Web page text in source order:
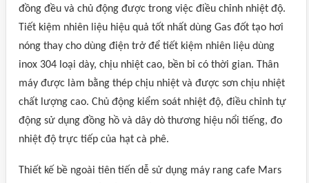
đồng đều và chủ động được trong việc điều chỉnh nhiệt độ.
Tiết kiệm nhiên liệu hiệu quả tốt nhất dùng Gas đốt tạo hơi
nóng thay cho dùng điện trở để tiết kiệm nhiên liệu dùng
inox 304 loại dày, chịu nhiệt cao, bền bỉ có thời gian. Thân
máy được làm bằng thép chịu nhiệt và được sơn chịu nhiệt
chất lượng cao. Chủ động kiểm soát nhiệt độ, điều chỉnh tự
động sử dụng đồng hồ và dây dò thương hiệu nổi tiếng, đo
nhiệt độ trực tiếp của hạt cà phê.
Thiết kế bề ngoài tiên tiến dễ sử dụng máy rang cafe Mars